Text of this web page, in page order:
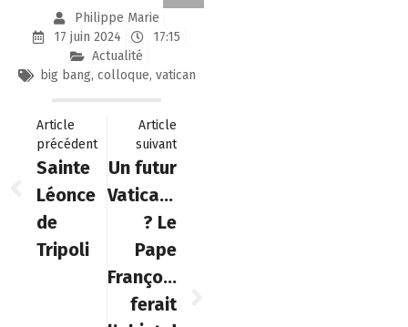
Philippe Marie
17 juin 2024
17:15
Actualité
big bang, colloque, vatican
Article
précédent
Sainte
Léonce
de
Tripoli
Article
suivant
Un futur
Vaticangate
? Le
Pape
François
ferait